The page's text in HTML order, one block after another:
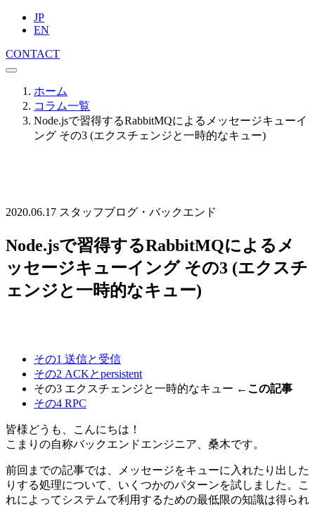
JP
EN
CONTACT
ホーム
コラム一覧
Node.jsで習得するRabbitMQによるメッセージキューイ
ング その3 (エクスチェンジと一時的なキュー)
2020.06.17 スタッフブログ・バックエンド
Node.jsで習得するRabbitMQによるメ
ッセージキューイング その3 (エクスチ
ェンジと一時的なキュー)
その1 送信と受信
その2 ACKとpersistent
その3 エクスチェンジと一時的なキュー ←この記事
その4 RPC
皆様どうも、こんにちは！
こまりの自称バックエンドエンジニア、桑木です。
前回までの記事では、メッセージをキューに入れたり出した
りする処理について、いくつかのパターンを試しました。こ
れによってシステムで利用するための最低限の知識は得られ